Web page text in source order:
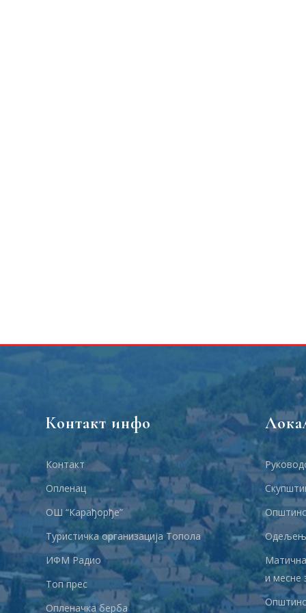
Контакт инфо
Контакт
Опленац
ОШ “Карађорђе”
Туристичка организација Топола
ИФМ Радио
Топ прес
Опленачка берба
и месне